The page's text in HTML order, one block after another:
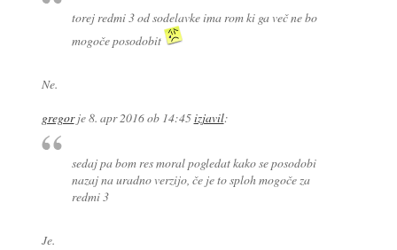
torej redmi 3 od sodelavke ima rom ki ga več ne bo
mogoče posodobit
Ne.
gregorje8. apr 2016 ob 14:45izjavil:
sedaj pa bom res moral pogledat kako se posodobi
nazaj na uradno verzijo, če je to sploh mogoče za
redmi 3
Je.